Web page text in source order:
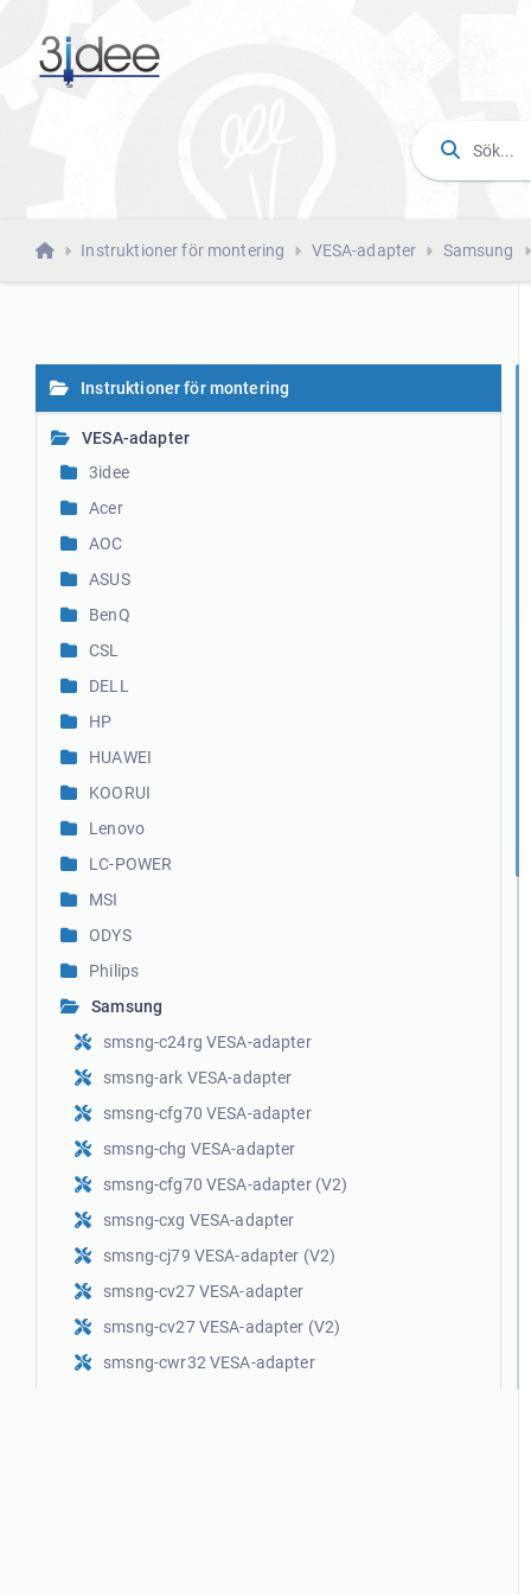
Instruktioner för montering VESA-adapter Samsung
Instruktioner för montering
VESA-adapter
3idee
Acer
AOC
ASUS
BenQ
CSL
DELL
HP
HUAWEI
KOORUI
Lenovo
LC-POWER
MSI
ODYS
Philips
Samsung
smsng-c24rg VESA-adapter
smsng-ark VESA-adapter
smsng-cfg70 VESA-adapter
smsng-chg VESA-adapter
smsng-cfg70 VESA-adapter (V2)
smsng-cxg VESA-adapter
smsng-cj79 VESA-adapter (V2)
smsng-cv27 VESA-adapter
smsng-cv27 VESA-adapter (V2)
smsng-cwr32 VESA-adapter